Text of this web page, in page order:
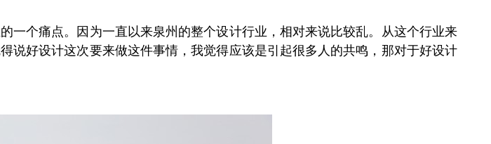
一个痛点。
因为一直以来泉州的整个设计行业，相对来说比较乱。从这个行业来
说好设计这次要来做这件事情，我觉得应该是引起很多人的共鸣，那对于好设计